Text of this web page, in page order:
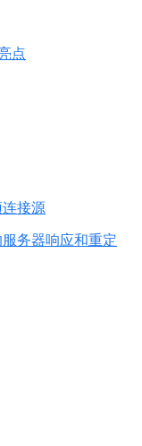
点
接源
务器响应和重定